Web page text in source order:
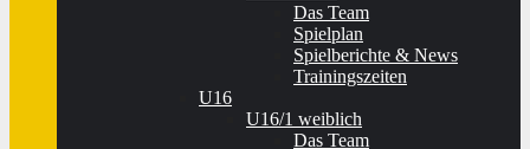
Das Team
Spielplan
Spielberichte & News
Trainingszeiten
U16
U16/1 weiblich
Das Team